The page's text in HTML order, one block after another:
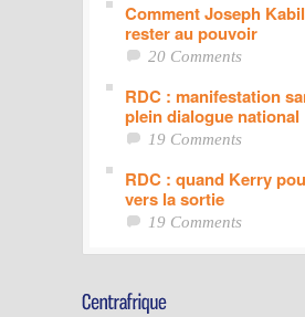
Comment Joseph
rester au pouvoir
20 Comments
RDC : manifestation
plein dialogue national
19 Comments
RDC : quand Kerry
vers la sortie
19 Comments